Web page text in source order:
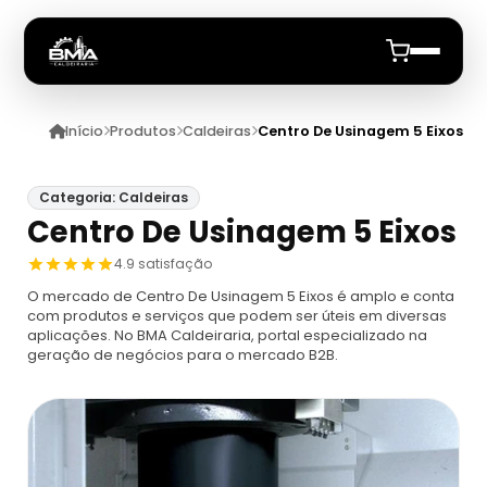
Início
Quem Somos
Caldeiras
Automação De Caldeiras
Caldeira De Recuperação
Caldeira De Recuperação Celulose
Inspecao Feitas Em Caldeiras
Cotação Inspeção De Caldeiras
Cotar Inspeção De Caldeiras
Montagem De Caldeira
Empresa De Montagem De Caldeiras A Gás
Caldeiras A Vapor
Anuncie
Início Produtos Caldeiras Centro De Usinagem 5 Eixos
Categoria: Caldeiras
Centro De Usinagem 5 Eixos
4.9 satisfação
O mercado de Centro De Usinagem 5 Eixos é amplo e conta
com produtos e serviços que podem ser úteis em diversas
aplicações. No BMA Caldeiraria, portal especializado na
geração de negócios para o mercado B2B.